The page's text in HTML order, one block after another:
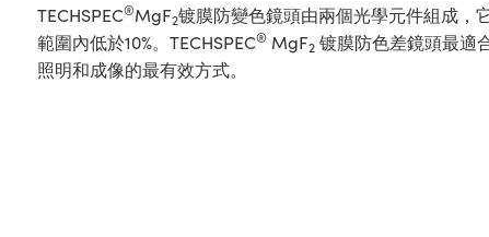
TECHSPEC®MgF2镀膜防變色鏡頭由兩個光學元件組成，
範圍內低於10%。TECHSPEC® MgF2镀膜防色差鏡頭最適
照明和成像的最有效方式。